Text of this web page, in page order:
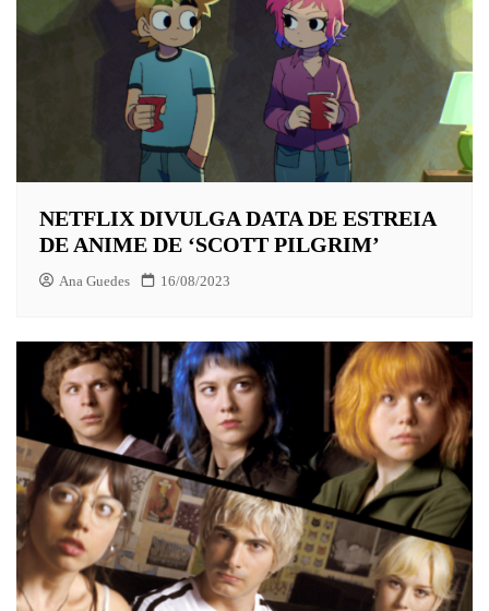
NETFLIX DIVULGA DATA DE ESTREIA
DE ANIME DE ‘SCOTT PILGRIM’
Ana Guedes 16/08/2023